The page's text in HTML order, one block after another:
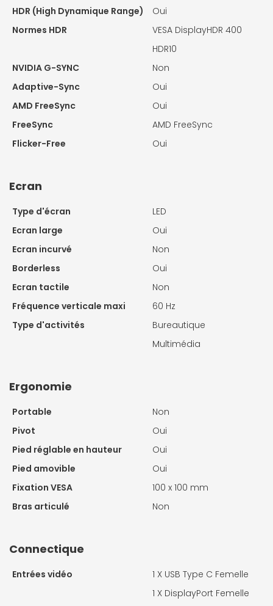
HDR (High Dynamique Range)
Oui
Normes HDR
VESA DisplayHDR 400
HDR10
NVIDIA G-SYNC
Non
Adaptive-Sync
Oui
AMD FreeSync
Oui
FreeSync
AMD FreeSync
Flicker-Free
Oui
Ecran
Type d'écran
LED
Ecran large
Oui
Ecran incurvé
Non
Borderless
Oui
Ecran tactile
Non
Fréquence verticale maxi
60 Hz
Type d'activités
Bureautique
Multimédia
Ergonomie
Portable
Non
Pivot
Oui
Pied réglable en hauteur
Oui
Pied amovible
Oui
Fixation VESA
100 x 100 mm
Bras articulé
Non
Connectique
Entrées vidéo 1 X USB Type C Femelle
1 X DisplayPort Femelle